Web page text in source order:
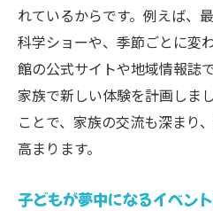
れているからです。例えば、
科学ショーや、季節ごとに変
館の公式サイトや地域情報誌
家族で新しい体験を計画しま
ことで、家族の交流も深まり
高まります。
子どもが夢中になるイベン